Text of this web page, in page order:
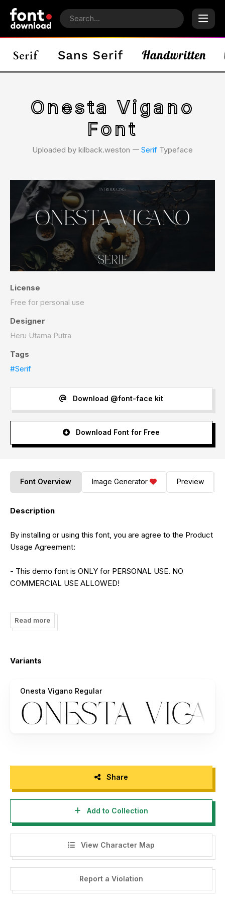
Onesta Vigano
Font
Uploaded by kilback.weston 𑁋 Serif Typeface
License
Free for personal use
Designer
Heru Utama Putra
Tags
#Serif
Download @font-face kit
Download Font for Free
Font Overview Image Generator Preview
Description
By installing or using this font, you are agree to the Product
Usage Agreement:
- This demo font is ONLY for PERSONAL USE. NO
COMMERCIAL USE ALLOWED!
license:
https://letterena.com/product/onesta-vigano-elegant-
- If you need a custom license please contact us at
storytypestudio@gmail.com
Please visit our store for more amazing fonts :
https://letterena.com/
Thank you.
Dengan meng-install font ini, dan membaca persyaratan ini,
Read more
Variants
Onesta Vigano Regular
Share
Add to Collection
View Character Map
Report a Violation